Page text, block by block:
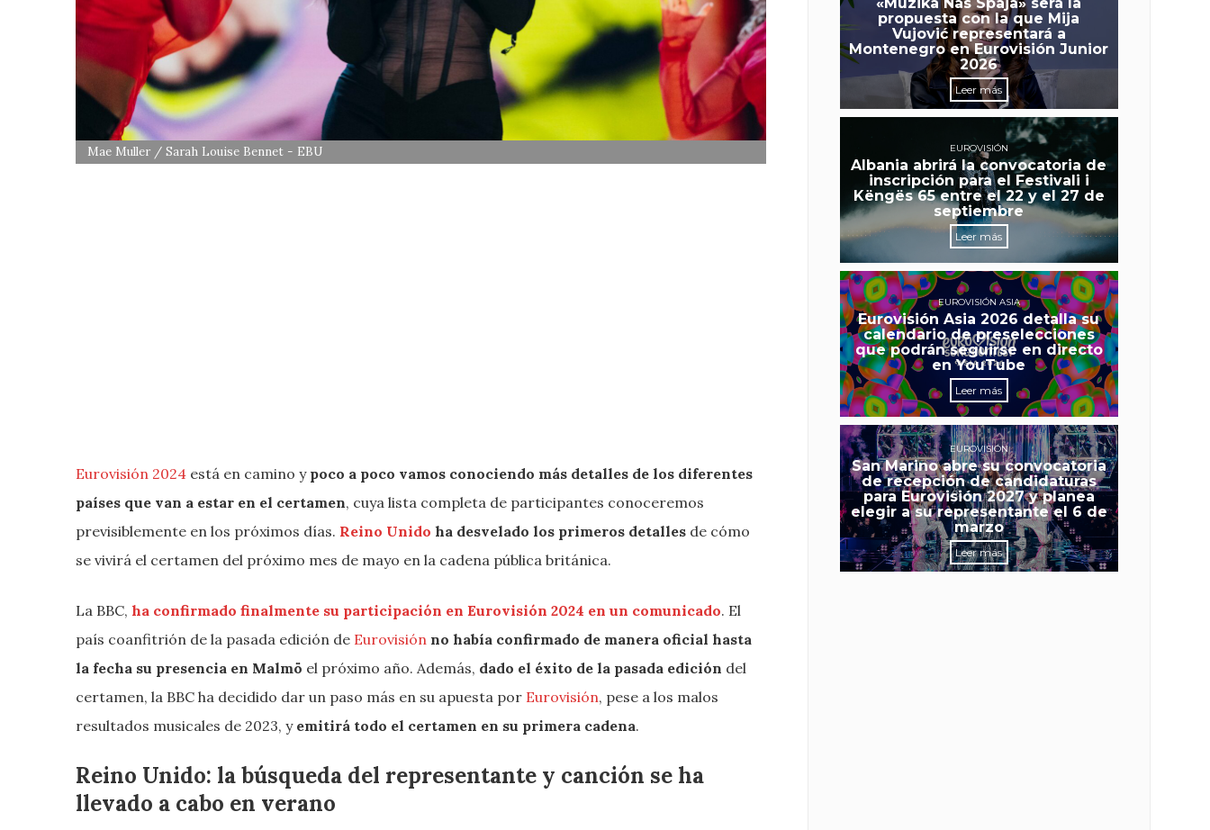
Mae Muller / Sarah Louise Bennet - EBU
Eurovisión 2024 está en camino y poco a poco vamos conociendo más detalles de los diferentes
países que van a estar en el certamen, cuya lista completa de participantes conoceremos
previsiblemente en los próximos días. Reino Unido ha desvelado los primeros detalles de cómo
se vivirá el certamen del próximo mes de mayo en la cadena pública británica.
La BBC, ha confirmado finalmente su participación en Eurovisión 2024 en un comunicado. El
país coanfitrión de la pasada edición de Eurovisión no había confirmado de manera oficial hasta
la fecha su presencia en Malmö el próximo año. Además, dado el éxito de la pasada edición del
certamen, la BBC ha decidido dar un paso más en su apuesta por Eurovisión, pese a los malos
resultados musicales de 2023, y emitirá todo el certamen en su primera cadena.
Reino Unido: la búsqueda del representante y canción se ha
llevado a cabo en verano
propuesta con la que Mija
Vujović representará a
Montenegro en Eurovisión Junior
2026
Leer más
EUROVISIÓN
Albania abrirá la convocatoria de
inscripción para el Festivali i
Këngës 65 entre el 22 y el 27 de
septiembre
Leer más
EUROVISIÓN ASIA
Eurovisión Asia 2026 detalla su
calendario de preselecciones
que podrán seguirse en directo
en YouTube
Leer más
EUROVISIÓN
San Marino abre su convocatoria
de recepción de candidaturas
para Eurovisión 2027 y planea
elegir a su representante el 6 de
marzo
Leer más